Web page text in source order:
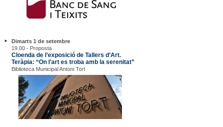
Dimarts 1 de setembre
19.00 - Proposta
Cloenda de l’exposició de Tallers d’Art.
Teràpia: “On l’art es troba amb la serenitat”
Biblioteca Municipal Antoni Tort